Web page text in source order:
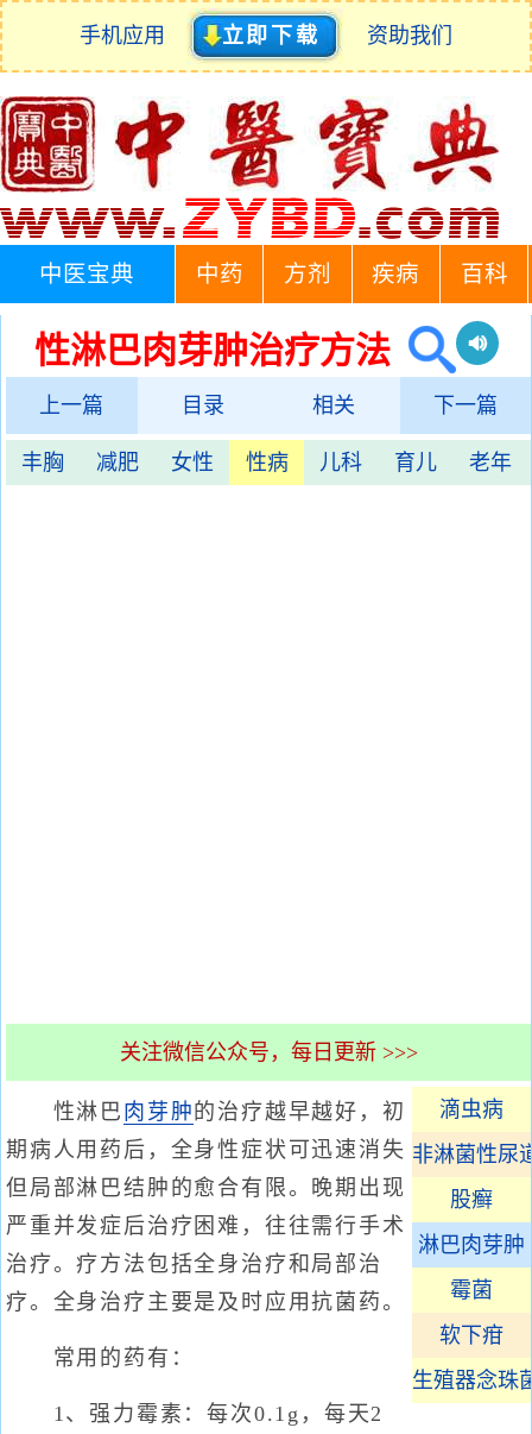
手机应用 立即下载 资助我们
中医宝典 中药 方剂 疾病 百科
性淋巴肉芽肿治疗方法
上一篇 目录 相关 下一篇
丰胸 减肥 女性 性病 儿科 育儿 老年
关注微信公众号，每日更新 >>>
滴虫病
非淋菌性尿
股癣
淋巴肉芽肿
霉菌
软下疳
生殖器念珠
性淋巴 肉芽肿 的治疗越早越好，初
期病人用药后，全身性症状可迅速消失
但局部淋巴结肿的愈合有限。晚期出现
严重并发症后治疗困难，往往需行手术
治疗。疗方法包括全身治疗和局部治
疗。全身治疗主要是及时应用抗菌药。
常用的药有：
1、强力霉素：每次0.1g，每天2